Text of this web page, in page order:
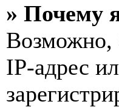
» Почему
Возможно,
IP-адрес